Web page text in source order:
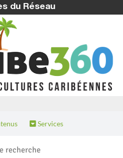
du Réseau
Services